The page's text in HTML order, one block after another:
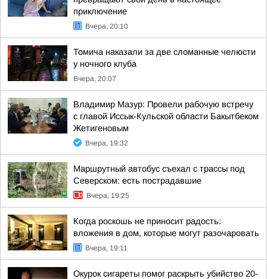
приключение
Вчера, 20:10
Томича наказали за две сломанные челюсти
у ночного клуба
Вчера, 20:07
Владимир Мазур: Провели рабочую встречу
с главой Иссык-Кульской области Бакытбеком
Жетигеновым
Вчера, 19:32
Маршрутный автобус съехал с трассы под
Северском: есть пострадавшие
Вчера, 19:25
Когда роскошь не приносит радость:
вложения в дом, которые могут разочаровать
Вчера, 19:11
Окурок сигареты помог раскрыть убийство 20-